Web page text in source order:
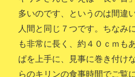
多いのです、というのは間違
人間と同じ７つです。ちなみ
も非常に長く、約４０ｃｍも
ぱを上手に、見事に巻き付け
らのキリンの食事時間でご覧